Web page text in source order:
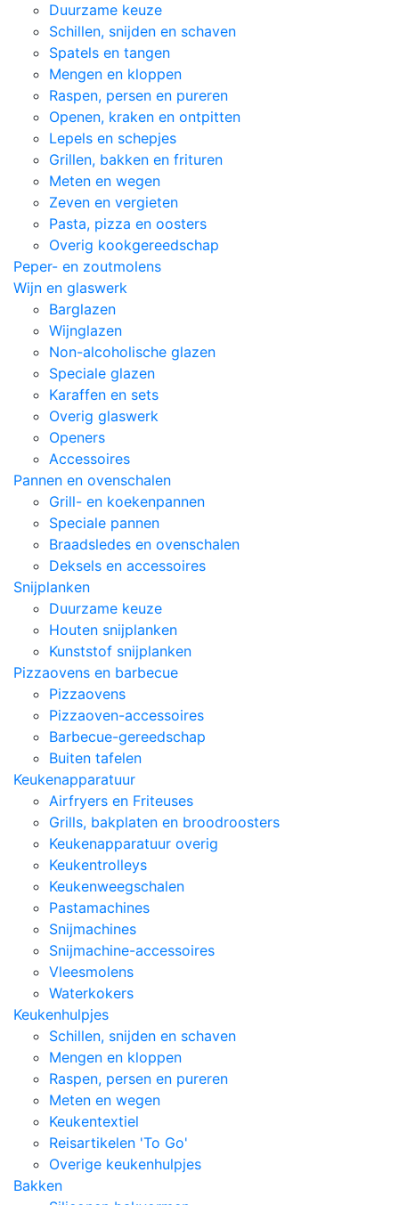
Duurzame keuze
Schillen, snijden en schaven
Spatels en tangen
Mengen en kloppen
Raspen, persen en pureren
Openen, kraken en ontpitten
Lepels en schepjes
Grillen, bakken en frituren
Meten en wegen
Zeven en vergieten
Pasta, pizza en oosters
Overig kookgereedschap
Peper- en zoutmolens
Wijn en glaswerk
Barglazen
Wijnglazen
Non-alcoholische glazen
Speciale glazen
Karaffen en sets
Overig glaswerk
Openers
Accessoires
Pannen en ovenschalen
Grill- en koekenpannen
Speciale pannen
Braadsledes en ovenschalen
Deksels en accessoires
Snijplanken
Duurzame keuze
Houten snijplanken
Kunststof snijplanken
Pizzaovens en barbecue
Pizzaovens
Pizzaoven-accessoires
Barbecue-gereedschap
Buiten tafelen
Keukenapparatuur
Airfryers en Friteuses
Grills, bakplaten en broodroosters
Keukenapparatuur overig
Keukentrolleys
Keukenweegschalen
Pastamachines
Snijmachines
Snijmachine-accessoires
Vleesmolens
Waterkokers
Keukenhulpjes
Schillen, snijden en schaven
Mengen en kloppen
Raspen, persen en pureren
Meten en wegen
Keukentextiel
Reisartikelen 'To Go'
Overige keukenhulpjes
Bakken